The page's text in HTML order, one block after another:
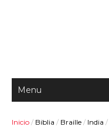
Inicio / Biblia / Braille / India /